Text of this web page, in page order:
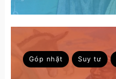
Góp nhặt Suy tư